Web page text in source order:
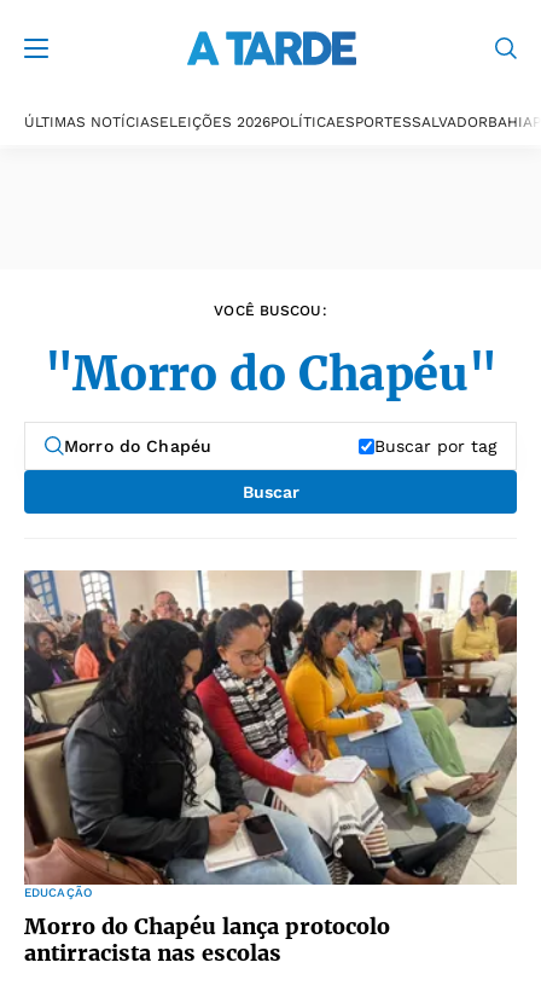
ÚLTIMAS NOTÍCIASELEIÇÕES 2026POLÍTICAESPORTESSALVADORBAHIA
VOCÊ BUSCOU:
"Morro do Chapéu"
Buscar por tag
Buscar
EDUCAÇÃO
Morro do Chapéu lança protocolo
antirracista nas escolas